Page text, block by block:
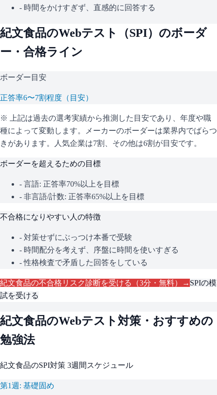
- 時間をかけすぎず、直感的に回答する
紀文食品のWebテスト（SPI）のボーダ
ー・合格ライン
ボーダー目安
正答率6〜7割程度（目安）
※ 上記は過去の選考実績から推測した目安であり、年度や職
種によって変動します。
メーカーのボーダーは業界内でばらつ
きがあります。人気企業は7割、その他は6割が目安です。
ボーダーを超えるための目標
- 言語: 正答率70%以上を目標
- 非言語/計数: 正答率65%以上を目標
不合格になりやすい人の特徴
- 対策せずにぶっつけ本番で受験
- 時間配分を考えず、序盤に時間を使いすぎる
- 性格検査で矛盾した回答をしている
紀文食品の不合格リスク診断を受ける（3分・無料）→ SPIの模
試を受ける
紀文食品のWebテスト対策・おすすめの
勉強法
紀文食品のSPI対策 3週間スケジュール
第1週: 基礎固め